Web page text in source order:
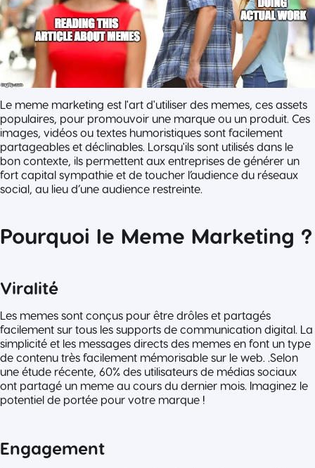
Le meme marketing est l'art d'utiliser des memes, ces assets
populaires, pour promouvoir une marque ou un produit. Ces
images, vidéos ou textes humoristiques sont facilement
partageables et déclinables. Lorsqu'ils sont utilisés dans le
bon contexte, ils permettent aux entreprises de générer un
fort capital sympathie et de toucher l’audience du réseaux
social, au lieu d’une audience restreinte.
Pourquoi le Meme Marketing ?
Viralité
Les memes sont conçus pour être drôles et partagés
facilement sur tous les supports de communication digital. La
simplicité et les messages directs des memes en font un type
de contenu très facilement mémorisable sur le web. .Selon
une étude récente, 60% des utilisateurs de médias sociaux
ont partagé un meme au cours du dernier mois. Imaginez le
potentiel de portée pour votre marque !
Engagement